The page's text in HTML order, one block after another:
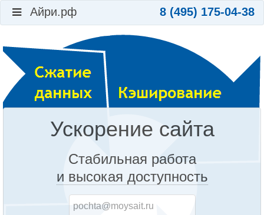
Айри.рф 8 (495) 175-04-38
Ускорение сайта
Стабильная работа
и высокая доступность